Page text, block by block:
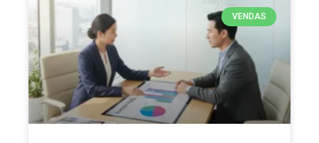
VENDAS